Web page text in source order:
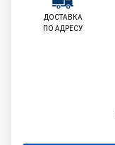
ДОСТАВКА
ПО АДРЕСУ